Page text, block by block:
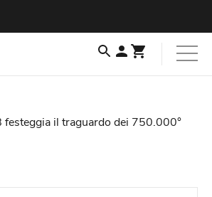
festeggia il traguardo dei 750.000°